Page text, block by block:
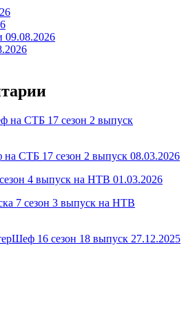
09.08.2026
на СТБ 17 сезон 2 выпуск
СТБ 17 сезон 2 выпуск 08.03.2026
4 выпуск на НТВ 01.03.2026
7 сезон 3 выпуск на НТВ
16 сезон 18 выпуск 27.12.2025